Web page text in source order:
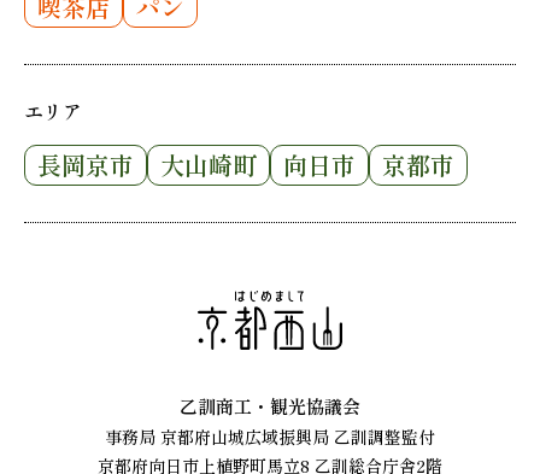
エリア
長岡京市 大山崎町 向日市 京都市
乙訓商工・観光協議会
事務局 京都府山城広域振興局 乙訓調整監付
京都府向日市上植野町馬立8 乙訓総合庁舎2階